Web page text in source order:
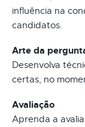
influência na
candidatos.
Arte da
Desenvolva
certas, no
Avaliação
Aprenda a